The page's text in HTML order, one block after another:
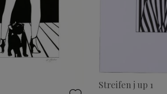
Streifen j up 1